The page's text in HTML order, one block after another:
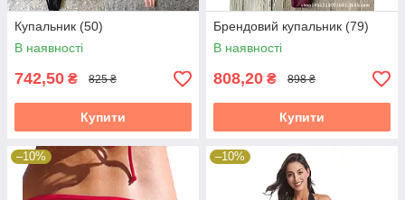
Купальник (50)
В наявності
742,50 ₴ 825 ₴
Купити
Брендовий купальник (79)
В наявності
808,20 ₴ 898 ₴
Купити
–10% –10%